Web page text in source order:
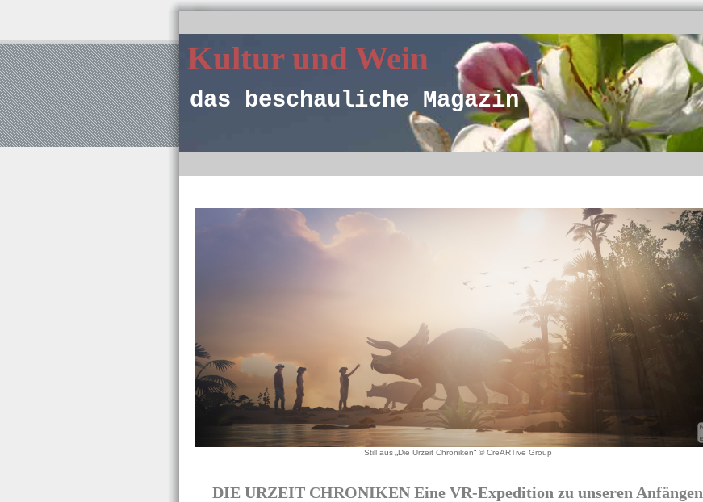
Kultur und Wein
das beschauliche Magazin
Still aus „Die Urzeit Chroniken“ © CreARTive Group
DIE URZEIT CHRONIKEN Eine VR-Expedition zu unseren Anfängen